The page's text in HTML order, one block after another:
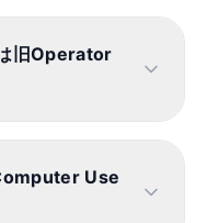
旧Operator
Use